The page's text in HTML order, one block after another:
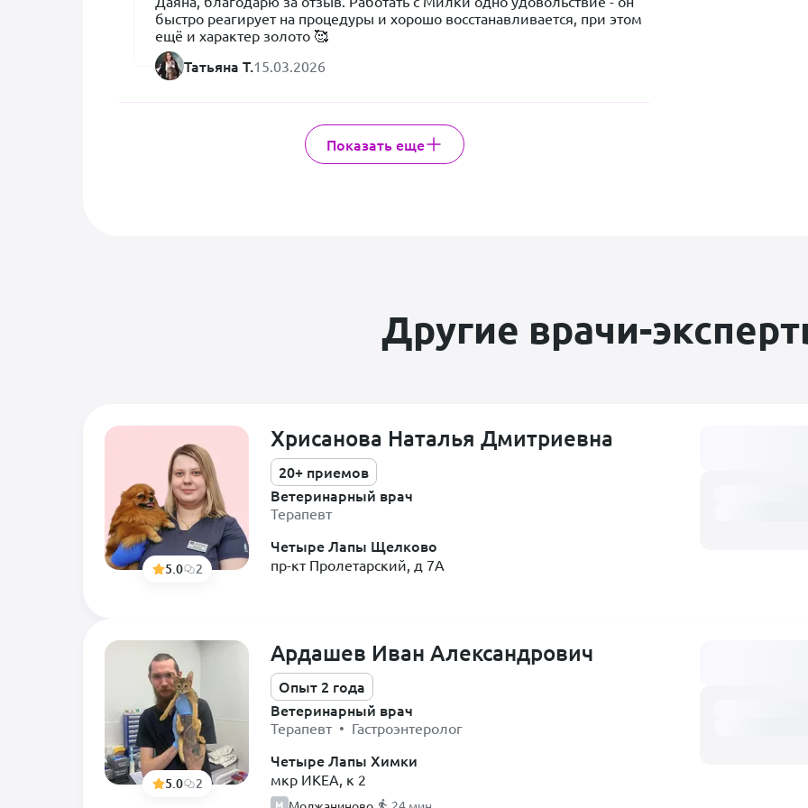
атмосфере, где есть возможность попросить перерыв, когда это необходимо.
Татьяна уточнила все детали, вплоть до того как собака реагирует на звонок
домофона и на первой встрече была бережна и аккуратна с нашим Милки.
Мы получили наглядную картинку с состоянием мышц, описание и
физиопроцедуры+упражнения.
Уже после 10 дней работы (4 встречи с Татьяной) Милки начал активно
быстро реагирует на процедуры и хорошо восстанавливается, при этом
ещё и характер золото 🥰
Татьяна Т.15.03.2026
Показать еще
Другие врачи-
5.0 2
Хрисанова Наталья Дмитриевна
20+ приемов
Ветеринарный врач
Терапевт
Четыре Лапы Щелково
пр-кт Пролетарский, д 7А
5.0 2
Ардашев Иван Александрович
Опыт 2 года
Ветеринарный врач
Терапевт • Гастроэнтеролог
Четыре Лапы Химки
мкр ИКЕА, к 2